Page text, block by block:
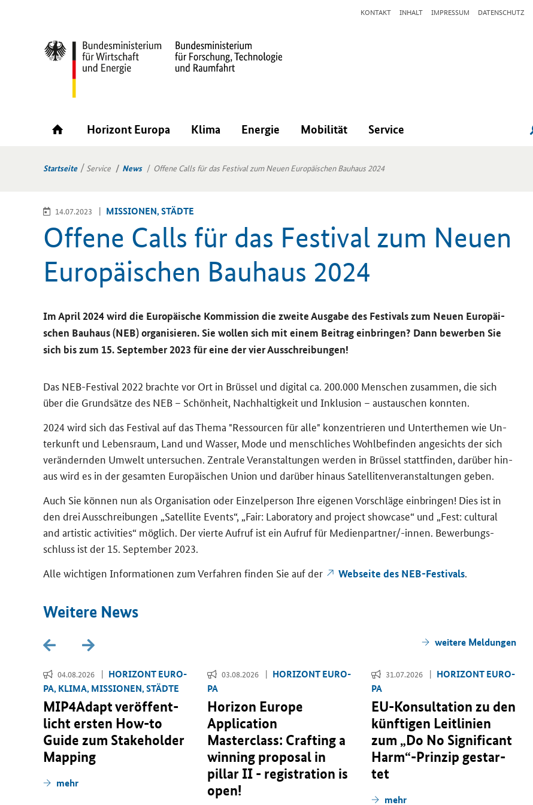
KONTAKT INHALT IMPRESSUM DATENSCHUTZ
Horizont Europa Klima Energie Mobilität Service
Startseite Service News Offene Calls für das Festival zum Neuen Europäischen Bauhaus 2024
14.07.2023 MIS­SIO­NEN, STÄD­TE
Of­fe­ne Calls für das Fes­ti­val zum Neuen
Eu­ro­päi­schen Bau­haus 2024
Im April 2024 wird die Eu­ro­päi­sche Kom­mis­si­on die zwei­te Aus­ga­be des Fes­ti­vals zum Neuen Eu­ro­päi­
schen Bau­haus (NEB) or­ga­ni­sie­ren. Sie wol­len sich mit einem Bei­trag ein­brin­gen? Dann be­wer­ben Sie
sich bis zum 15. Sep­tem­ber 2023 für eine der vier Aus­schrei­bun­gen!
Das NEB-​Festival 2022 brach­te vor Ort in Brüs­sel und di­gi­tal ca. 200.000 Men­schen zu­sam­men, die sich
über die Grund­sät­ze des NEB – Schön­heit, Nach­hal­tig­keit und In­klu­si­on – aus­tau­schen konn­ten.
2024 wird sich das Fes­ti­val auf das Thema "Res­sour­cen für alle" kon­zen­trie­ren und Un­ter­the­men wie Un­
ter­kunft und Le­bens­raum, Land und Was­ser, Mode und mensch­li­ches Wohl­be­fin­den an­ge­sichts der sich
ver­än­dern­den Um­welt un­ter­su­chen. Zen­tra­le Ver­an­stal­tun­gen wer­den in Brüs­sel statt­fin­den, dar­über hin­
aus wird es in der ge­sam­ten Eu­ro­päi­schen Union und dar­über hin­aus Sa­tel­li­ten­ver­an­stal­tun­gen geben.
Auch Sie kön­nen nun als Or­ga­ni­sa­ti­on oder Ein­zel­per­son Ihre ei­ge­nen Vor­schlä­ge ein­brin­gen! Dies ist in
den drei Aus­schrei­bun­gen „Satellite Events“, „Fair: Laboratory and project showcase“ und „Fest: cultural
and artistic activities“ mög­lich. Der vier­te Auf­ruf ist ein Auf­ruf für Me­di­en­part­ner/-​innen. Be­wer­bungs­
schluss ist der 15. Sep­tem­ber 2023.
Alle wich­ti­gen In­for­ma­tio­nen zum Ver­fah­ren fin­den Sie auf der
Web­sei­te des NEB-​Festivals.
Wei­te­re News
wei­te­re Mel­dun­gen
04.08.2026
HO­RI­ZONT EU­RO­
PA, KLIMA, MIS­SIO­NEN, STÄD­TE
MIP4Adapt ver­öf­fent­
licht ers­ten How-to
Guide zum Stakeholder
Mapping
mehr
03.08.2026
HO­RI­ZONT EU­RO­
PA
Horizon Europe
Application
Masterclass: Crafting a
winning proposal in
pillar II - registration is
open!
31.07.2026
HO­RI­ZONT EU­RO­
PA
EU-​Konsultation zu den
künf­ti­gen Leit­li­ni­en
zum „Do No Significant
Harm“-​Prinzip ge­star­
tet
mehr